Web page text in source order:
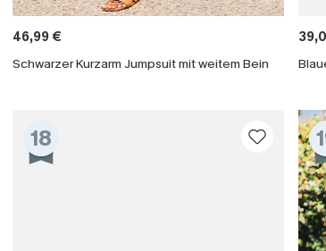
46,99 €
Schwarzer Kurzarm Jumpsuit mit weitem Bein
18